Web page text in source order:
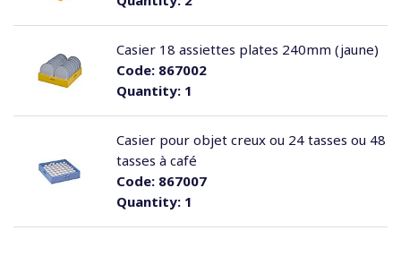
Quantity:1
Code:867002
Casier 18 assiettes plates 240mm (jaune)
Quantity:1
Code:867007
Casier pour objet creux ou 24 tasses ou 48
tasses à café